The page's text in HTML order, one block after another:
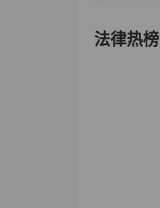
法律热榜